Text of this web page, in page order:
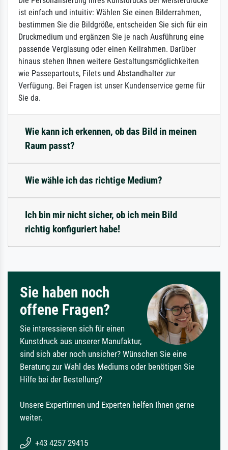
ist einfach und intuitiv: Wählen Sie einen Bilderrahmen,
bestimmen Sie die Bildgröße, entscheiden Sie sich für ein
Druckmedium und ergänzen Sie je nach Ausführung eine
passende Verglasung oder einen Keilrahmen. Darüber
hinaus stehen Ihnen weitere Gestaltungsmöglichkeiten
wie Passepartouts, Filets und Abstandhalter zur
Verfügung. Bei Fragen ist unser Kundenservice gerne für
Sie da.
Wie kann ich erkennen, ob das Bild in meinen
Raum passt?
Wie wähle ich das richtige Medium?
Ich bin mir nicht sicher, ob ich mein Bild
richtig konfiguriert habe!
Sie haben noch
offene Fragen?
Sie interessieren sich für einen
Kunstdruck aus unserer Manufaktur,
sind sich aber noch unsicher? Wünschen Sie eine
Beratung zur Wahl des Mediums oder benötigen Sie
Hilfe bei der Bestellung?
Unsere Expertinnen und Experten helfen Ihnen gerne
weiter.
+43 4257 29415